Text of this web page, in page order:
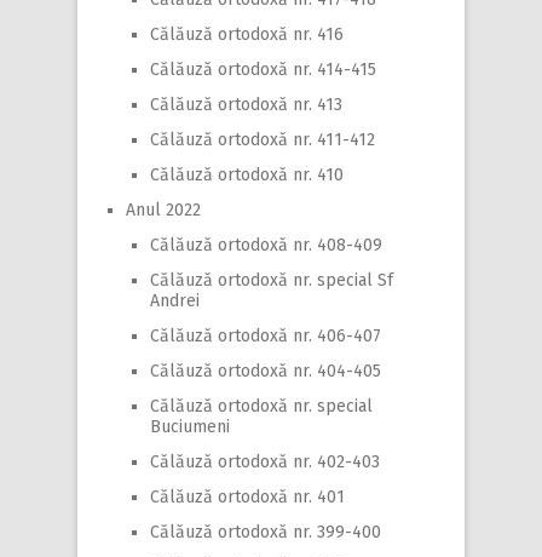
Călăuză ortodoxă nr. 416
Călăuză ortodoxă nr. 414-415
Călăuză ortodoxă nr. 413
Călăuză ortodoxă nr. 411-412
Călăuză ortodoxă nr. 410
Anul 2022
Călăuză ortodoxă nr. 408-409
Călăuză ortodoxă nr. special Sf
Andrei
Călăuză ortodoxă nr. 406-407
Călăuză ortodoxă nr. 404-405
Călăuză ortodoxă nr. special
Buciumeni
Călăuză ortodoxă nr. 402-403
Călăuză ortodoxă nr. 401
Călăuză ortodoxă nr. 399-400